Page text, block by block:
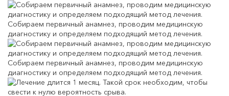
Собираем первичный анамнез, проводим медицинскую
диагностику и определяем подходящий метод лечения.
Собираем первичный анамнез, проводим медицинскую
диагностику и определяем подходящий метод лечения.